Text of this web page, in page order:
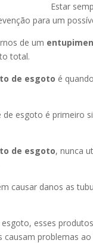
Estar
para um
de um
total.
de esgoto é
de esgoto é primeiro
de esgoto, nunca
causar danos as
esses
causam problemas